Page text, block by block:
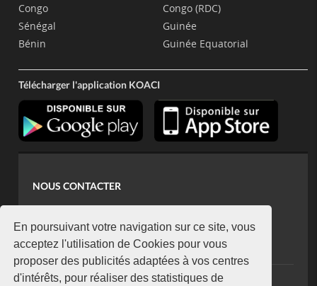
En poursuivant votre navigation sur ce site, vous
acceptez l'utilisation de Cookies pour vous
proposer des publicités adaptées à vos centres
d'intérêts, pour réaliser des statistiques de
Congo
Sénégal
Bénin
Congo (RDC)
Guinée
Guinée Equatorial
Télécharger l'application KOACI
NOUS CONTACTER
koaci@yahoo.fr
+225 07 08 85 52 93